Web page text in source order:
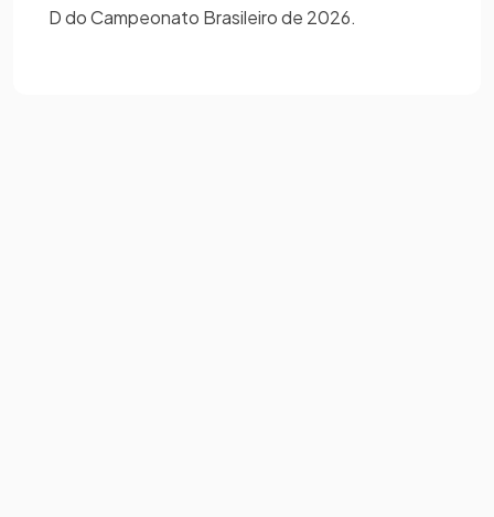
D do Campeonato Brasileiro de 2026.